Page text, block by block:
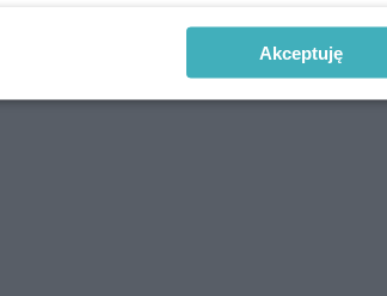
Akceptuję